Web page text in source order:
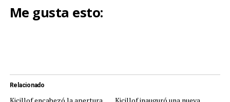
Me gusta esto:
Relacionado